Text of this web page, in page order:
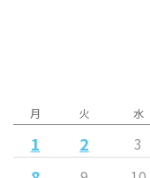
月 火 水
1 2 3